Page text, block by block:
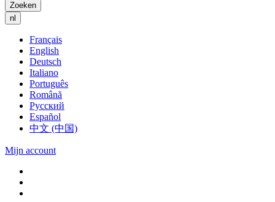
Zoeken
nl
Français
English
Deutsch
Italiano
Português
Română
Русский
Español
中文 (中国)
Mijn account